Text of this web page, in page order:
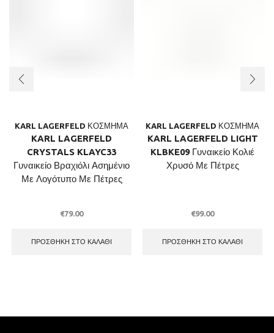
KARL LAGERFELD ΚΟΣΜΗΜΑ
KARL LAGERFELD
CRYSTALS KLAYC33
Γυναικείο Βραχιόλι Ασημένιο
Με Λογότυπο Με Πέτρες
€79.00
ΠΡΟΣΘΉΚΗ ΣΤΟ ΚΑΛΆΘΙ
KARL LAGERFELD ΚΟΣΜΗΜΑ
KARL LAGERFELD LIGHT
KLBKE09 Γυναικείο Κολιέ
Χρυσό Με Πέτρες
€99.00
ΠΡΟΣΘΉΚΗ ΣΤΟ ΚΑΛΆΘΙ